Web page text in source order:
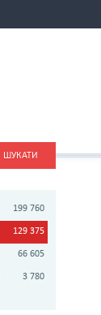
ШУКАТИ
199 760
129 375
66 605
3 780